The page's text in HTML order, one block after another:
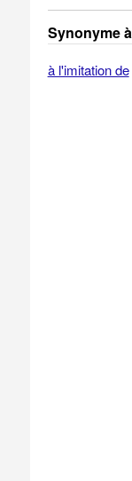
Synonyme
à l'imitation de